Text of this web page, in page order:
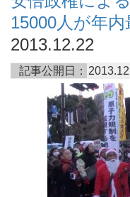
15000人が年
2013.12.22
記事公開日：